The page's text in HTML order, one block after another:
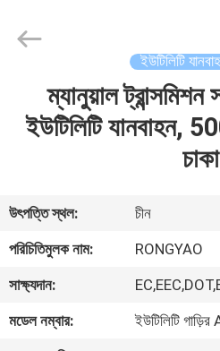
আমাদের
সম্পর্কে
কারখানা
ভ্রমণ
Vehicle
Co.,Ltd.
ইউটিলিটি
ম্যানুয়াল
ইউটিলিটি যানবাহন,
চাকা
উৎপত্তি স্থল:
চীন
পরিচিতিমুলক নাম:
RONGYAO
সাক্ষ্যদান:
মডেল নম্বার:
ইউটিলিটি